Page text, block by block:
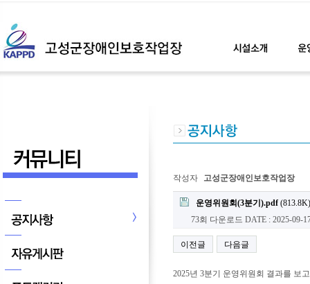
페이지 정보
작성자 고성군장애인보호작업장
첨부파일운영위원회(3분기).pdf(813.8K)
73회 다운로드 DATE : 2025-09-
이전글 다음글
2025년 3분기 운영위원회 결과를 보